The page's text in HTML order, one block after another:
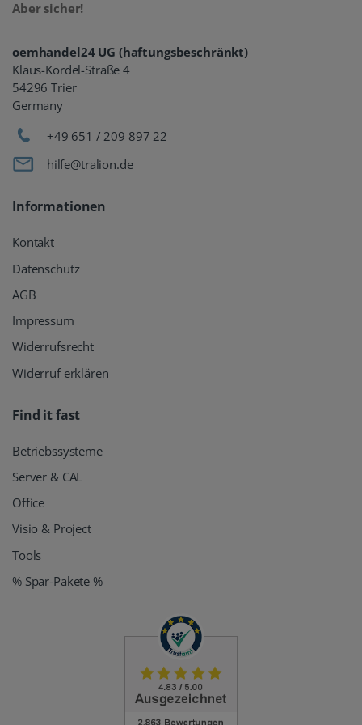
Aber sicher!
oemhandel24 UG (haftungsbeschränkt)
Klaus-Kordel-Straße 4
54296 Trier
Germany
+49 651 / 209 897 22
hilfe@tralion.de
Informationen
Kontakt
Datenschutz
AGB
Impressum
Widerrufsrecht
Widerruf erklären
Find it fast
Betriebssysteme
Server & CAL
Office
Visio & Project
Tools
% Spar-Pakete %